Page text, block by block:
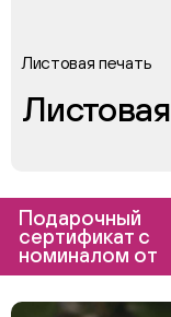
Листовая печать
Подарочный
сертификат с
номиналом от